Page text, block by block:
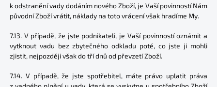
k odstranění vady dodáním nového Zboží, je Vaší povinností Nám
původní Zboží vrátit, náklady na toto vrácení však hradíme My.
7.13. V případě, že jste podnikateli, je Vaší povinností oznámit a
vytknout vadu bez zbytečného odkladu poté, co jste ji mohli
zjistit, nejpozději však do tří dnů od převzetí Zboží.
7.14. V případě, že jste spotřebitel, máte právo uplatit práva